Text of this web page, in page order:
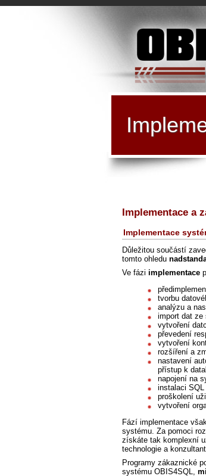
Implementace a
Implementace
Důležitou součástí
tomto ohledu
Ve fázi implementace
tvorbu
analýzu a
import dat ze
vytvoření
převedení
vytvoření
rozšíření a
nastavení
přístup k
napojení na
instalaci
proškolení
vytvoření
Fází implementace
systému. Za pomoci
získáte tak komplexní
technologie a
Programy zákaznické
systému OBIS4SQL,